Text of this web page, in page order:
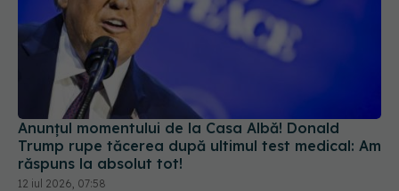
Anunțul momentului de la Casa Albă! Donald
Trump rupe tăcerea după ultimul test medical: Am
răspuns la absolut tot!
12 iul 2026, 07:58